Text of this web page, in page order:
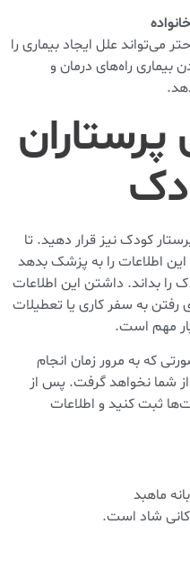
می‌تواند علل ایجاد بیماری را
راه‌های درمان و
پرستاران
کودک نیز قرار دهید. تا
اطلاعات را به پزشک بدهد
بداند. داشتن این اطلاعات
رفتن به سفر کاری یا تعطیلات
مهم است.
که به مرور زمان انجام
شما نخواهد گرفت. پس از
ثبت کنید و اطلاعات
ماهبد
شاد است.